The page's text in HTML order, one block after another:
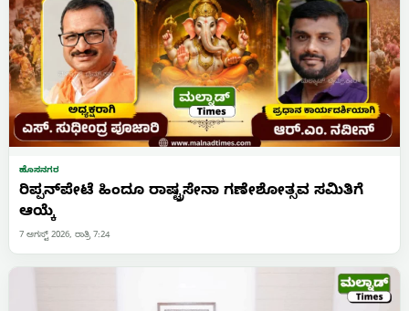
ಹೊಸನಗರ
ರಿಪ್ಪನ್‌ಪೇಟೆ ಹಿಂದೂ ರಾಷ್ಟ್ರಸೇನಾ ಗಣೇಶೋತ್ಸವ ಸಮಿತಿಗೆ
ಆಯ್ಕೆ
7 ಆಗಸ್ಟ್ 2026, ರಾತ್ರಿ 7:24